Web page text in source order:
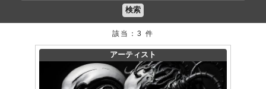
検索
該当：3 件
アーティスト